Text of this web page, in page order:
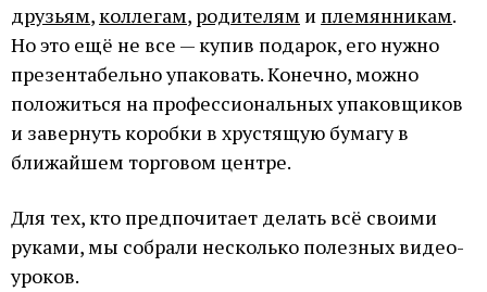
друзьям,коллегам, родителям и племянникам.
Но это ещё не все — купив подарок, его нужно
презентабельно упаковать. Конечно, можно
положиться на профессиональных упаковщиков
и завернуть коробки в хрустящую бумагу в
ближайшем торговом центре.
Для тех, кто предпочитает делать всё своими
руками, мы собрали несколько полезных видео-
уроков.